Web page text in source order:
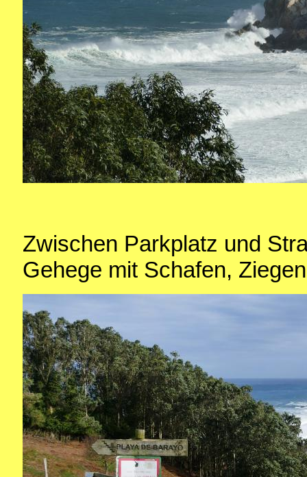
Zwischen Parkplatz und
Gehege mit Schafen,